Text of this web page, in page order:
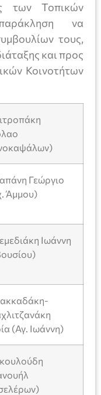
των Τοπικών
να
τους,
και προς
Κοινοτήτων
Γεώργιο
Άμμου)
Ιωάννη
(Αγ. Ιωάννη)